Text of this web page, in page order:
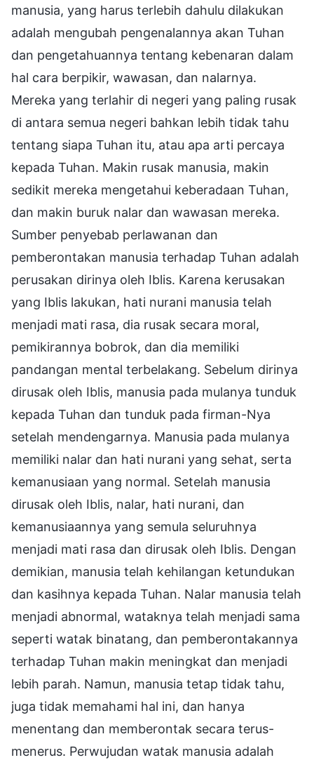
manusia, yang harus terlebih dahulu dilakukan
adalah mengubah pengenalannya akan Tuhan
dan pengetahuannya tentang kebenaran dalam
hal cara berpikir, wawasan, dan nalarnya.
Mereka yang terlahir di negeri yang paling rusak
di antara semua negeri bahkan lebih tidak tahu
tentang siapa Tuhan itu, atau apa arti percaya
kepada Tuhan. Makin rusak manusia, makin
sedikit mereka mengetahui keberadaan Tuhan,
dan makin buruk nalar dan wawasan mereka.
Sumber penyebab perlawanan dan
pemberontakan manusia terhadap Tuhan adalah
perusakan dirinya oleh Iblis. Karena kerusakan
yang Iblis lakukan, hati nurani manusia telah
menjadi mati rasa, dia rusak secara moral,
pemikirannya bobrok, dan dia memiliki
pandangan mental terbelakang. Sebelum dirinya
dirusak oleh Iblis, manusia pada mulanya tunduk
kepada Tuhan dan tunduk pada firman-Nya
setelah mendengarnya. Manusia pada mulanya
memiliki nalar dan hati nurani yang sehat, serta
kemanusiaan yang normal. Setelah manusia
dirusak oleh Iblis, nalar, hati nurani, dan
kemanusiaannya yang semula seluruhnya
menjadi mati rasa dan dirusak oleh Iblis. Dengan
demikian, manusia telah kehilangan ketundukan
dan kasihnya kepada Tuhan. Nalar manusia telah
menjadi abnormal, wataknya telah menjadi sama
seperti watak binatang, dan pemberontakannya
terhadap Tuhan makin meningkat dan menjadi
lebih parah. Namun, manusia tetap tidak tahu,
juga tidak memahami hal ini, dan hanya
menentang dan memberontak secara terus-
menerus. Perwujudan watak manusia adalah